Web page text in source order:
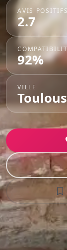
AVIS POSITIFS
2.7
92%
VILLE